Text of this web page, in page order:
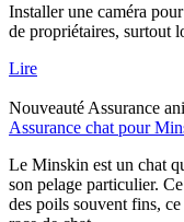
Installer une caméra
de propriétaires, surtout
Lire
Nouveauté Assurance
Assurance chat pour
Le Minskin est un chat
son pelage particulier.
des poils souvent fins,